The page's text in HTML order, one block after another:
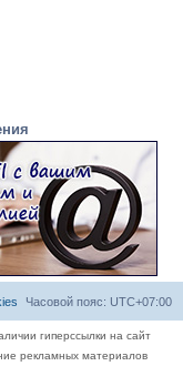
Часовой пояс: UTC+07:00
гиперссылки на сайт
рекламных материалов